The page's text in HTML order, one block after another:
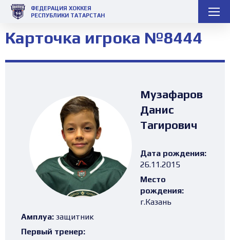
ФЕДЕРАЦИЯ ХОККЕЯ
РЕСПУБЛИКИ ТАТАРСТАН
Карточка игрока №8444
Музафаров
Данис
Тагирович
Дата рождения:
26.11.2015
Место
рождения:
г.Казань
Амплуа: защитник
Первый тренер: